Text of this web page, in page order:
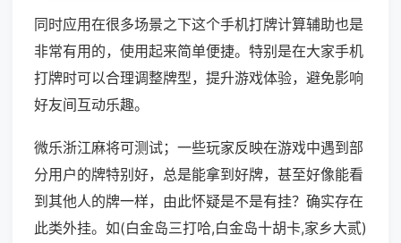
同时应用在很多场景之下这个手机打牌计算辅助也是
非常有用的，使用起来简单便捷。特别是在大家手机
打牌时可以合理调整牌型，提升游戏体验，避免影响
好友间互动乐趣。
微乐浙江麻将可测试；一些玩家反映在游戏中遇到部
分用户的牌特别好，总是能拿到好牌，甚至好像能看
到其他人的牌一样，由此怀疑是不是有挂？确实存在
此类外挂。如(白金岛三打哈,白金岛十胡卡,家乡大贰)